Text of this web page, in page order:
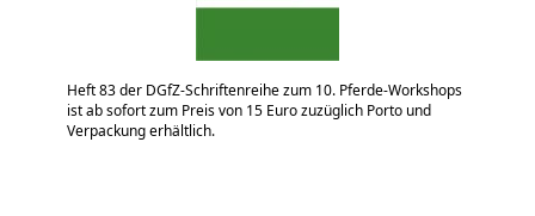
Heft 83 der DGfZ-Schriftenreihe zum 10. Pferde-Workshops
ist ab sofort zum Preis von 15 Euro zuzüglich Porto und
Verpackung erhältlich.